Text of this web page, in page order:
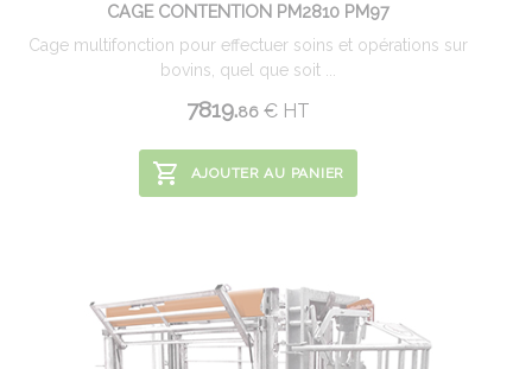
CAGE CONTENTION PM2810 PM97
Cage multifonction pour effectuer soins et opérations sur
bovins, quel que soit ...
7819.86 € HT
AJOUTER AU PANIER